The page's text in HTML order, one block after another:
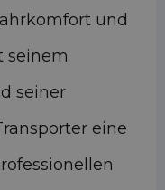
und
seinem
seiner
eine